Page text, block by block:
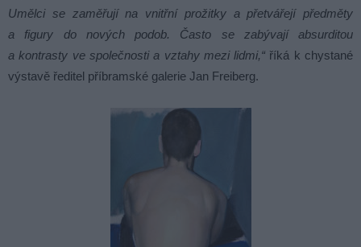
Umělci se zaměřují na vnitřní prožitky a přetvářejí předměty
a figury do nových podob. Často se zabývají absurditou
a kontrasty ve společnosti a vztahy mezi lidmi,“ říká k chystané
výstavě ředitel příbramské galerie Jan Freiberg.